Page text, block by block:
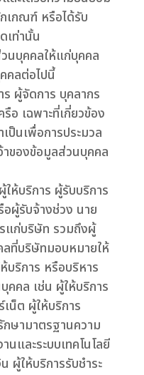
เกณฑ์ หรือได้รับ
เท่านั้น
นบุคคลให้แก่บุคคล
คลต่อไปนี้
ผู้จัดการ บุคลากร
อ เฉพาะที่เกี่ยวข้อง
ป็นเพื่อการประมวล
ของข้อมูลส่วนบุคคล
ห้บริการ ผู้รับบริการ
ผู้รับจ้างช่วง นาย
แก่บริษัท รวมถึงผู้
ที่บริษัทมอบหมายให้
ริการ หรือบริหาร
คคล เช่น ผู้ให้บริการ
น็ต ผู้ให้บริการ
ษามาตรฐานความ
และระบบเทคโนโลยี
ผู้ให้บริการรับชำระ